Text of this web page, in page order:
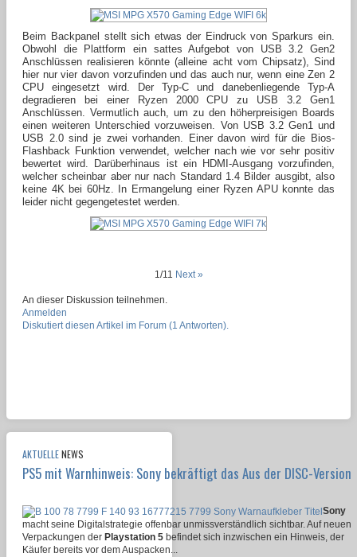
Beim Backpanel stellt sich etwas der Eindruck von Sparkurs ein.
Obwohl die Plattform ein sattes Aufgebot von USB 3.2 Gen2
Anschlüssen realisieren könnte (alleine acht vom Chipsatz), Sind
hier nur vier davon vorzufinden und das auch nur, wenn eine Zen 2
CPU eingesetzt wird. Der Typ-C und danebenliegende Typ-A
degradieren bei einer Ryzen 2000 CPU zu USB 3.2 Gen1
Anschlüssen. Vermutlich auch, um zu den höherpreisigen Boards
einen weiteren Unterschied vorzuweisen. Von USB 3.2 Gen1 und
USB 2.0 sind je zwei vorhanden. Einer davon wird für die Bios-
Flashback Funktion verwendet, welcher nach wie vor sehr positiv
bewertet wird. Darüberhinaus ist ein HDMI-Ausgang vorzufinden,
welcher scheinbar aber nur nach Standard 1.4 Bilder ausgibt, also
keine 4K bei 60Hz. In Ermangelung einer Ryzen APU konnte das
leider nicht gegengetestet werden.
1/11 Next »
An dieser Diskussion teilnehmen.
Anmelden
Diskutiert diesen Artikel im Forum (1 Antworten).
AKTUELLENEWS
PS5 mit Warnhinweis: Sony bekräftigt das Aus der DISC-Version
Sony
macht seine Digitalstrategie offenbar unmissverständlich sichtbar. Auf neuen
Verpackungen der Playstation 5 befindet sich inzwischen ein Hinweis, der
Käufer bereits vor dem Auspacken...